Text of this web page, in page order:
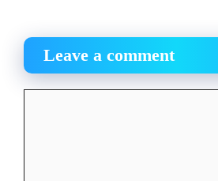
Leave a comment